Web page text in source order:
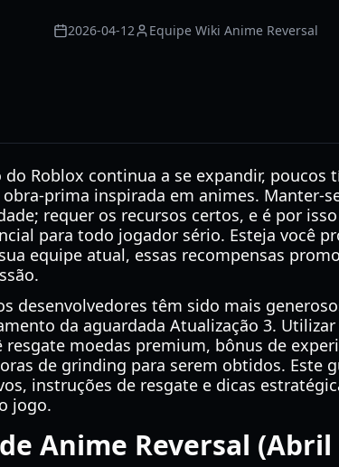
2026-04-12 Equipe Wiki Anime Reversal
Roblox continua a se expandir, poucos
prima inspirada em animes. Manter-
requer os recursos certos, e é por
para todo jogador sério. Esteja você
equipe atual, essas recompensas
desenvolvedores têm sido mais
da aguardada Atualização 3. Utilizar
resgate moedas premium, bônus de
de grinding para serem obtidos. Este
instruções de resgate e dicas
jogo.
Anime Reversal (Abril